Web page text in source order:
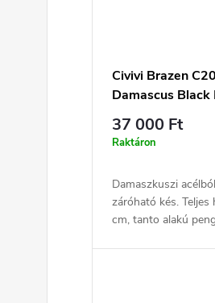
Civivi Brazen
Damascus Black
37 000 Ft
Raktáron
Damaszkuszi
záróható kés. Teljes
cm, tanto alakú